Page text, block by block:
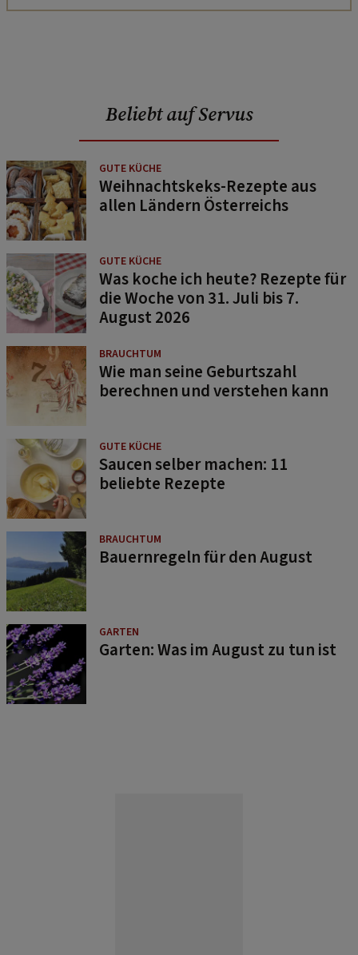
Beliebt auf Servus
GUTE KÜCHE
Weihnachtskeks-Rezepte aus
allen Ländern Österreichs
GUTE KÜCHE
Was koche ich heute? Rezepte für
die Woche von 31. Juli bis 7.
August 2026
BRAUCHTUM
Wie man seine Geburtszahl
berechnen und verstehen kann
GUTE KÜCHE
Saucen selber machen: 11
beliebte Rezepte
BRAUCHTUM
Bauernregeln für den August
GARTEN
Garten: Was im August zu tun ist